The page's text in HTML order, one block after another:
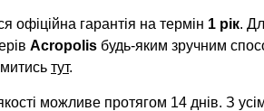
офіційна гарантія на термін 1 рік.
Acropolis будь-яким зручним
тут.
можливе протягом 14 днів. З